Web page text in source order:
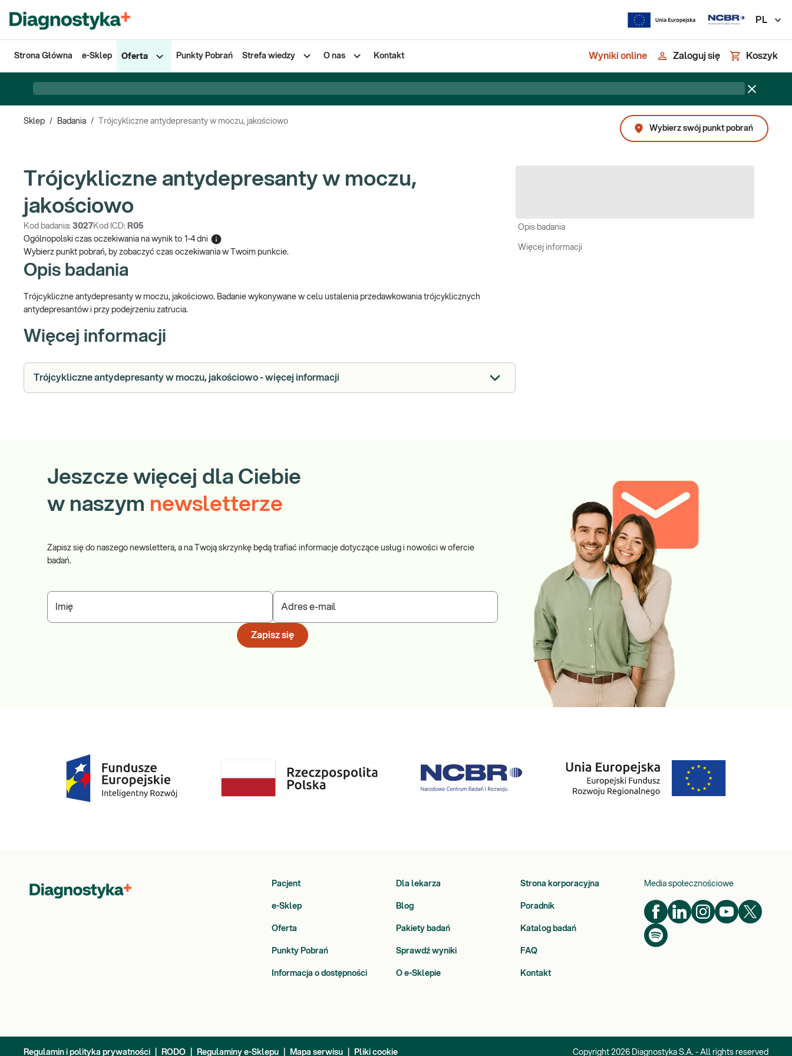
PL
Strona Główna e-Sklep Oferta Punkty Pobrań Strefa wiedzy O nas Kontakt Wyniki online Zaloguj się Koszyk
Sklep / Badania /
Trójcykliczne antydepresanty w moczu, jakościowo
Wybierz swój punkt pobrań
Trójcykliczne antydepresanty w moczu,
jakościowo
Kod badania: 3027 Kod ICD: R05
Ogólnopolski czas oczekiwania na wynik to 1-4 dni
Wybierz punkt pobrań, by zobaczyć czas oczekiwania w Twoim punkcie.
Opis badania
Trójcykliczne antydepresanty w moczu, jakościowo. Badanie wykonywane w celu ustalenia przedawkowania trójcyklicznych
antydepresantów i przy podejrzeniu zatrucia.
Więcej informacji
Trójcykliczne antydepresanty w moczu, jakościowo - więcej informacji
Opis badania
Więcej informacji
Jeszcze więcej dla Ciebie
w naszym newsletterze
Zapisz się do naszego newslettera, a na Twoją skrzynkę będą trafiać informacje dotyczące usług i nowości w ofercie
badań.
Imię Adres e-mail
Zapisz się
Pacjent Dla lekarza Strona korporacyjna
e-Sklep Blog Poradnik
Oferta Pakiety badań Katalog badań
Punkty Pobrań Sprawdź wyniki FAQ
Informacja o dostępności O e-Sklepie Kontakt
Media społecznościowe
Regulamin i polityka prywatności RODO Regulaminy e-Sklepu Mapa serwisu Pliki cookie Copyright 2026 Diagnostyka S.A. - All rights reserved